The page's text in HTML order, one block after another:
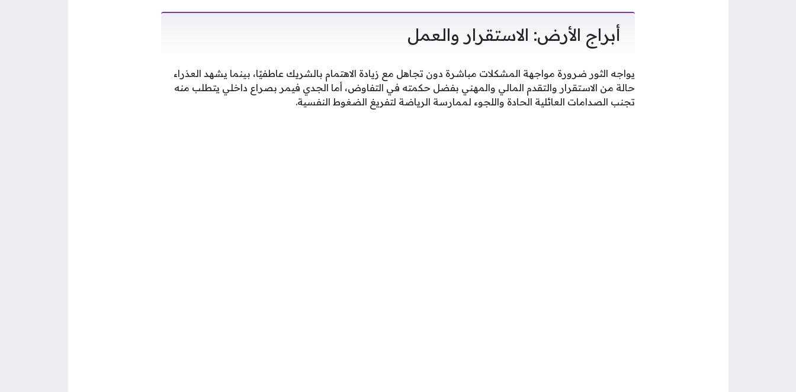
أبراج الأرض: الاستقرار والعمل
يواجه الثور ضرورة مواجهة المشكلات مباشرة دون تجاهل مع زيادة الاهتمام بالشريك عاطفيًا، بينما يشهد العذراء
حالة من الاستقرار والتقدم المالي والمهني بفضل حكمته في التفاوض، أما الجدي فيمر بصراع داخلي يتطلب منه
تجنب الصدامات العائلية الحادة واللجوء لممارسة الرياضة لتفريغ الضغوط النفسية.